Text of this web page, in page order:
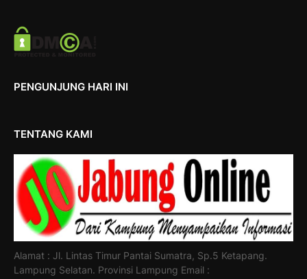
PENGUNJUNG HARI INI
TENTANG KAMI
Alamat : Jl. Lintas Timur Pantai Sumatra, Sp.5 Ketapang.
Lampung Selatan. Provinsi Lampung Email :